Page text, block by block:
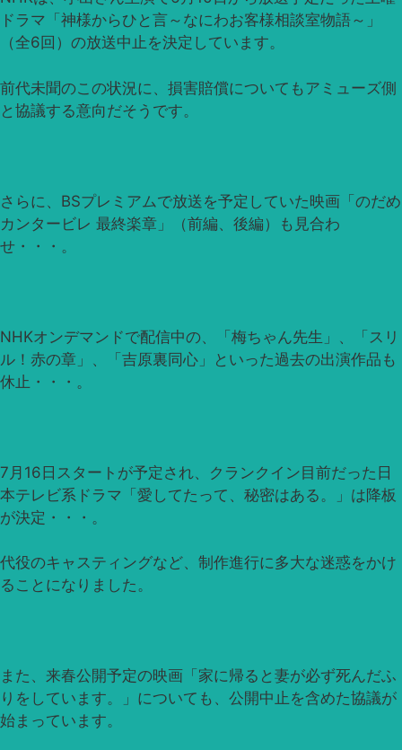
ドラマ「神様からひと言～なにわお客様相談室物語～」
（全6回）の放送中止を決定しています。
前代未聞のこの状況に、損害賠償についてもアミューズ側
と協議する意向だそうです。
さらに、BSプレミアムで放送を予定していた映画「のだめ
カンタービレ 最終楽章」（前編、後編）も見合わ
せ・・・。
NHKオンデマンドで配信中の、「梅ちゃん先生」、「スリ
ル！赤の章」、「吉原裏同心」といった過去の出演作品も
休止・・・。
7月16日スタートが予定され、クランクイン目前だった日
本テレビ系ドラマ「愛してたって、秘密はある。」は降板
が決定・・・。
代役のキャスティングなど、制作進行に多大な迷惑をかけ
ることになりました。
また、来春公開予定の映画「家に帰ると妻が必ず死んだふ
りをしています。」についても、公開中止を含めた協議が
始まっています。